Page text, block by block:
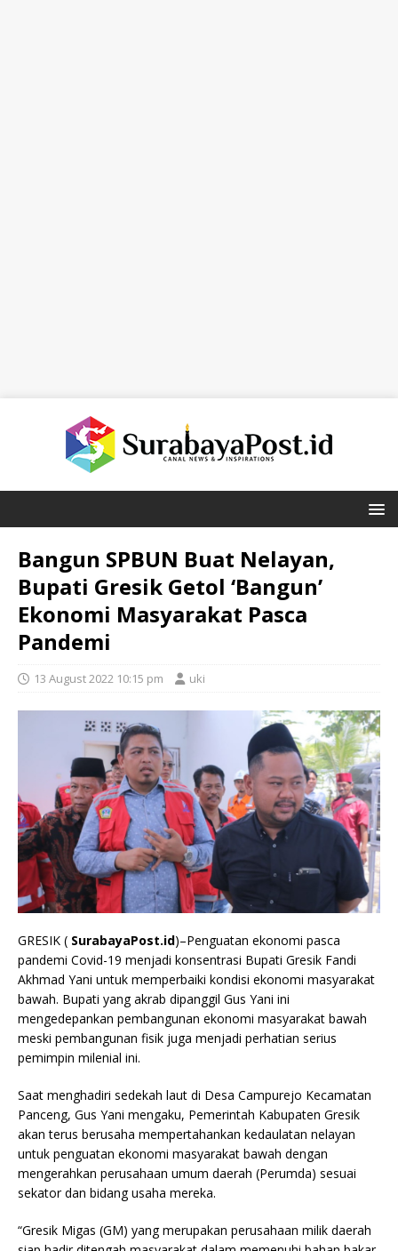
Bangun SPBUN Buat Nelayan,
Bupati Gresik Getol ‘Bangun’
Ekonomi Masyarakat Pasca
Pandemi
13 August 2022 10:15 pm uki
GRESIK ( SurabayaPost.id)–Penguatan ekonomi pasca
pandemi Covid-19 menjadi konsentrasi Bupati Gresik Fandi
Akhmad Yani untuk memperbaiki kondisi ekonomi masyarakat
bawah. Bupati yang akrab dipanggil Gus Yani ini
mengedepankan pembangunan ekonomi masyarakat bawah
meski pembangunan fisik juga menjadi perhatian serius
pemimpin milenial ini.
Saat menghadiri sedekah laut di Desa Campurejo Kecamatan
Panceng, Gus Yani mengaku, Pemerintah Kabupaten Gresik
akan terus berusaha mempertahankan kedaulatan nelayan
untuk penguatan ekonomi masyarakat bawah dengan
mengerahkan perusahaan umum daerah (Perumda) sesuai
sekator dan bidang usaha mereka.
“Gresik Migas (GM) yang merupakan perusahaan milik daerah